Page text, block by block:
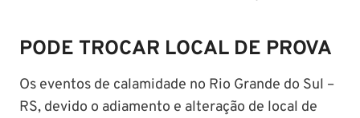
PODE TROCAR LOCAL DE PROVA
Os eventos de calamidade no Rio Grande do Sul –
RS, devido o adiamento e alteração de local de